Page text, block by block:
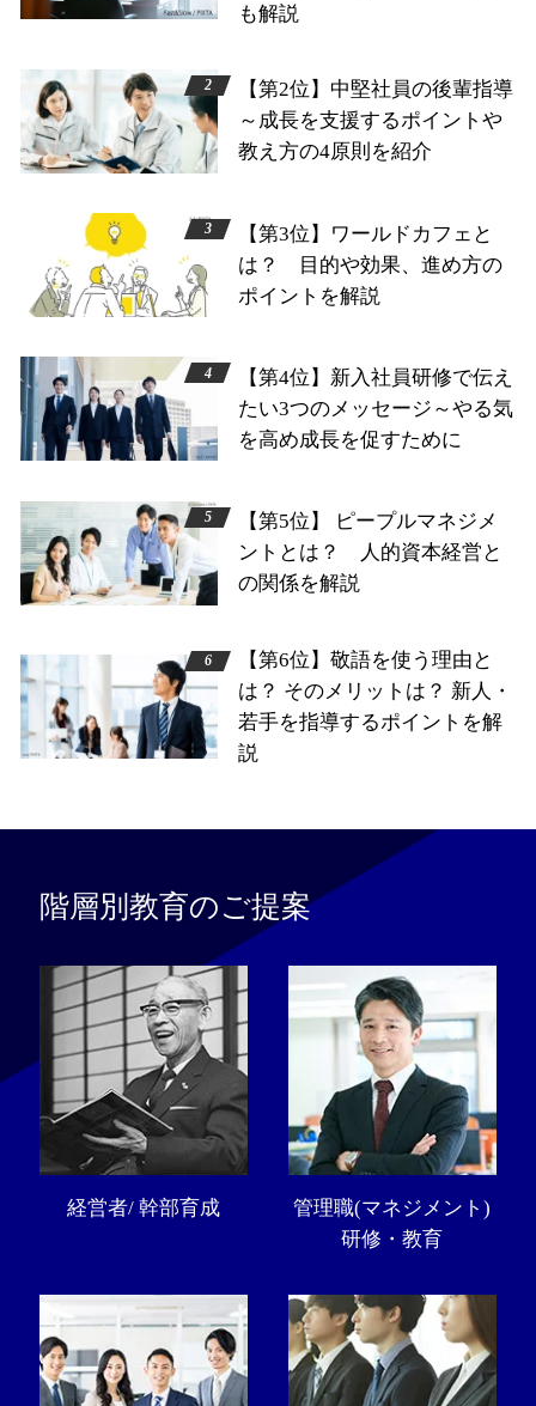
も解説
【第2位】中堅社員の後輩指導
～成長を支援するポイントや
教え方の4原則を紹介
【第3位】ワールドカフェと
は？ 目的や効果、進め方の
ポイントを解説
【第4位】新入社員研修で伝え
たい3つのメッセージ～やる気
を高め成長を促すために
【第5位】 ピープルマネジメ
ントとは？ 人的資本経営と
の関係を解説
【第6位】敬語を使う理由と
は？ そのメリットは？ 新人・
若手を指導するポイントを解
説
階層別教育のご提案
経営者/ 幹部育成
管理職(マネジメント)
研修・教育